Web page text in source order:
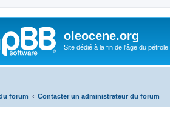
oleocene.org
Site dédié à la fin de l'âge du pétrole
forum Contacter un administrateur du forum